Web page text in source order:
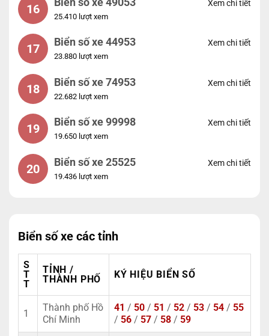
16
25.410 lượt xem
Xem chi tiết
17 Biển số xe 44953
23.880 lượt xem
Xem chi tiết
18 Biển số xe 74953
22.682 lượt xem
Xem chi tiết
19 Biển số xe 99998
19.650 lượt xem
Xem chi tiết
20 Biển số xe 25525
19.436 lượt xem
Xem chi tiết
Biển số xe các tỉnh
S
T
T
TỈNH /
THÀNH PHỐ
KÝ HIỆU BIỂN SỐ
1
Thành phố Hồ
Chí Minh
41 / 50 / 51 / 52 / 53 / 54 / 55
/ 56 / 57 / 58 / 59